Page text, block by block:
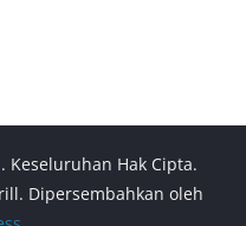
. Keseluruhan Hak Cipta.
Dipersembahkan oleh